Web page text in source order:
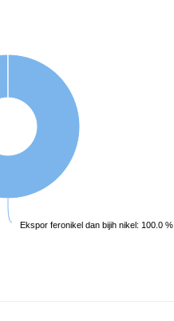
Ekspor feronikel dan bijih nikel: 100.0 %